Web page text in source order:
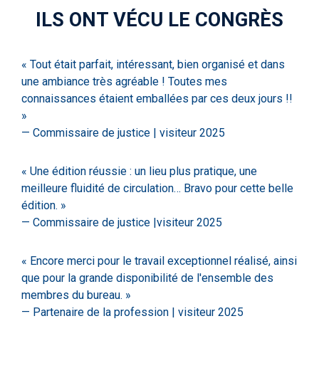
ILS ONT VÉCU LE CONGRÈS
« Tout était parfait, intéressant, bien organisé et dans
une ambiance très agréable ! Toutes mes
connaissances étaient emballées par ces deux jours !!
»
— Commissaire de justice | visiteur 2025
« Une édition réussie : un lieu plus pratique, une
meilleure fluidité de circulation… Bravo pour cette belle
édition. »
— Commissaire de justice |visiteur 2025
« Encore merci pour le travail exceptionnel réalisé, ainsi
que pour la grande disponibilité de l'ensemble des
membres du bureau. »
— Partenaire de la profession | visiteur 2025